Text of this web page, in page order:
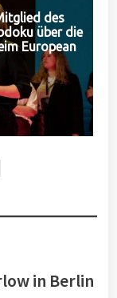
des
über die
European
in Berlin